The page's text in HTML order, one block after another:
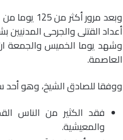
وبعد مرور
أعداد القتلى والجرحى المدنيين
وشهد يوما الخميس والجمعة
العاصمة.
ووفقا للصادق الشيخ، وهو أحد
فقد الكثير من الناس
والمعيشية.